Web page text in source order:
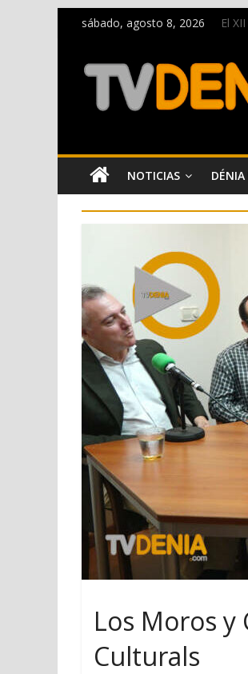
sábado, agosto 8, 2026
El
El
La
NOTICIAS DÉNIA
Los Moros y
Culturals